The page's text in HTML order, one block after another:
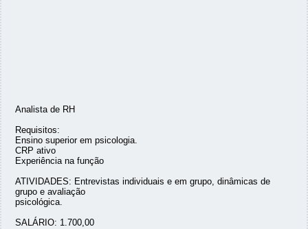
Analista de RH
Requisitos:
Ensino superior em psicologia.
CRP ativo
Experiência na função
ATIVIDADES: Entrevistas individuais e em grupo, dinâmicas de
grupo e avaliação
psicológica.
SALÁRIO: 1.700,00